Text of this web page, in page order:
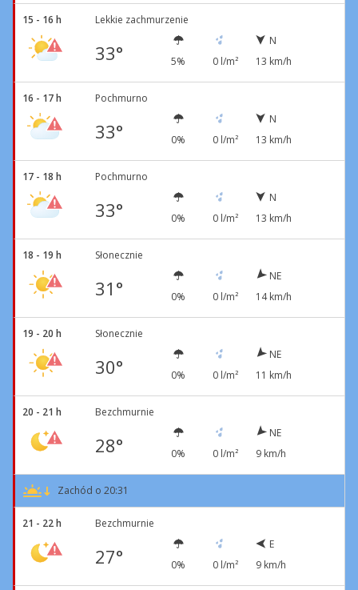
15 - 16 h Lekkie zachmurzenie
33° 5% 0 l/m²
N
13 km/h
16 - 17 h Pochmurno
33° 0% 0 l/m²
N
13 km/h
17 - 18 h Pochmurno
33° 0% 0 l/m²
N
13 km/h
18 - 19 h Słonecznie
31° 0% 0 l/m²
NE
14 km/h
19 - 20 h Słonecznie
30° 0% 0 l/m²
NE
11 km/h
20 - 21 h Bezchmurnie
28° 0% 0 l/m²
NE
9 km/h
Zachód o 20:31
21 - 22 h Bezchmurnie
27° 0% 0 l/m²
E
9 km/h